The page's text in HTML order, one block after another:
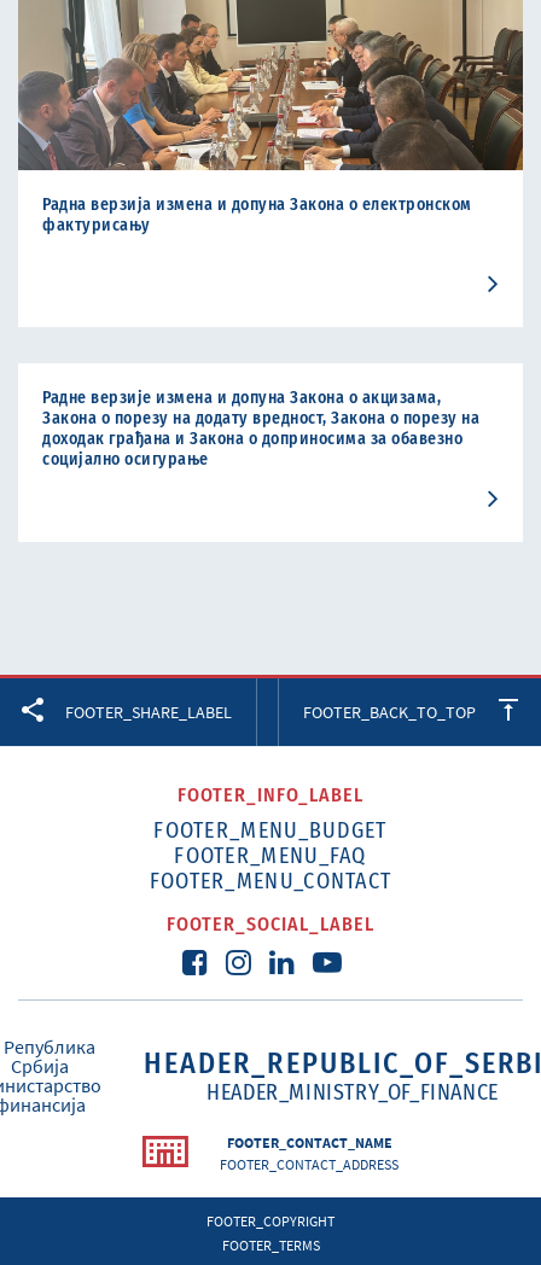
Радна верзија измена и допуна Закона о електронском
фактурисању
Радне верзије измена и допуна Закона о акцизама,
Закона о порезу на додату вредност, Закона о порезу на
доходак грађана и Закона о доприносима за обавезно
социјално осигурање
FOOTER_SHARE_LABEL FOOTER_BACK_TO_TOP
FOOTER_INFO_LABEL
FOOTER_MENU_BUDGET
FOOTER_MENU_FAQ
FOOTER_MENU_CONTACT
FOOTER_SOCIAL_LABEL
HEADER_MINISTRY_OF_FINANCE
FOOTER_CONTACT_NAME
FOOTER_CONTACT_ADDRESS
FOOTER_COPYRIGHT
FOOTER_TERMS